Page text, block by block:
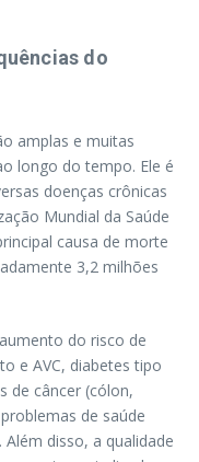
do
amplas e muitas
longo do tempo. Ele é
doenças crônicas
Mundial da Saúde
causa de morte
3,2 milhões
do risco de
e AVC, diabetes tipo
de câncer (cólon,
de saúde
disso, a qualidade